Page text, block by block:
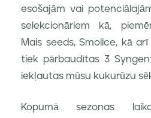
esošajām vai
selekcionāriem kā,
Mais seeds, Smolice, kā
tiek pārbaudītas 3
iekļautas mūsu kukurūzu
Kopumā sezonas